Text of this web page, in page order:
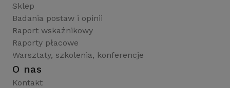
Sklep
Badania postaw i opinii
Raport wskaźnikowy
Raporty płacowe
Warsztaty, szkolenia, konferencje
O nas
Kontakt